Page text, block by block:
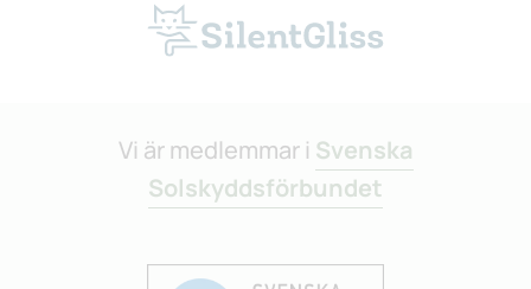
Vi är medlemmar i Svenska
Solskyddsförbundet